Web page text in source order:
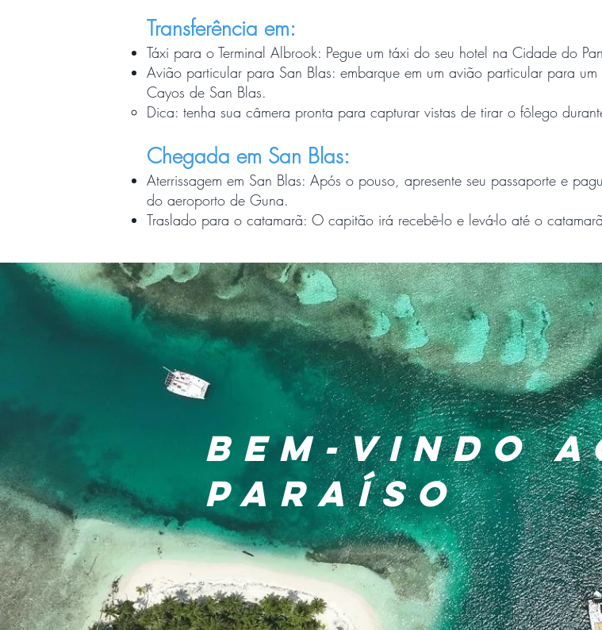
Transferência em:
Táxi para o Terminal Albrook: Pegue um táxi do seu hotel na Cidade do
Avião particular para San Blas: embarque em um avião particular para
Cayos de San Blas.
Dica: tenha sua câmera pronta para capturar vistas de tirar o fôlego
Chegada em San Blas:
Aterrissagem em San Blas: Após o pouso, apresente seu passaporte e
do aeroporto de Guna.
Traslado para o catamarã: O capitão irá recebê-lo e levá-lo até o
BEM-VINDO
PARAÍSO